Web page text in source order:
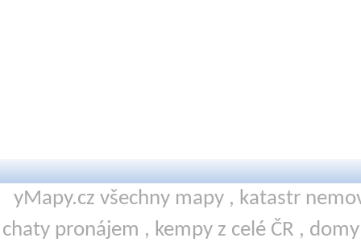
yMapy.cz všechny mapy , katastr
chaty pronájem , kempyz celé ČR ,